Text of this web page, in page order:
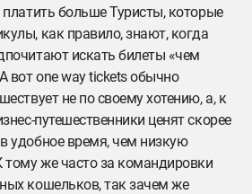
больше Туристы, которые
как правило, знают, когда
искать билеты «чем
вот one way tickets обычно
не по своему хотению, а, к
путешественники ценят скорее
удобное время, чем низкую
тому же часто за командировки
кошельков, так зачем же